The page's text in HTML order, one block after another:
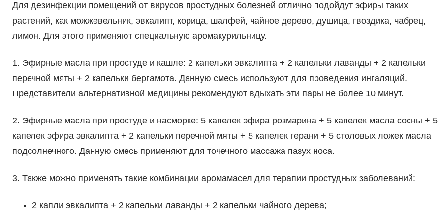
Для дезинфекции помещений от вирусов простудных болезней отлично подойдут эфиры таких
растений, как можжевельник, эвкалипт, корица, шалфей, чайное дерево, душица, гвоздика, чабрец,
лимон. Для этого применяют специальную аромакурильницу.
1. Эфирные масла при простуде и кашле: 2 капельки эвкалипта + 2 капельки лаванды + 2 капельки
перечной мяты + 2 капельки бергамота. Данную смесь используют для проведения ингаляций.
Представители альтернативной медицины рекомендуют вдыхать эти пары не более 10 минут.
2. Эфирные масла при простуде и насморке: 5 капелек эфира розмарина + 5 капелек масла сосны + 5
капелек эфира эвкалипта + 2 капельки перечной мяты + 5 капелек герани + 5 столовых ложек масла
подсолнечного. Данную смесь применяют для точечного массажа пазух носа.
3. Также можно применять такие комбинации аромамасел для терапии простудных заболеваний:
2 капли эвкалипта + 2 капельки лаванды + 2 капельки чайного дерева;